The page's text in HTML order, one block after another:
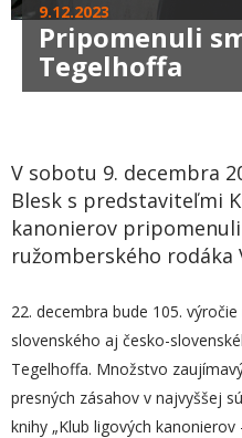
9.12.2023
Pripomenuli
Tegelhoffa
V sobotu 9. decembra
Blesk s predstaviteľmi
kanonierov
ružomberského rodáka
22. decembra bude 105.
slovenského aj česko-
Tegelhoffa. Množstvo
presných zásahov v najvyššej
knihy „Klub ligových